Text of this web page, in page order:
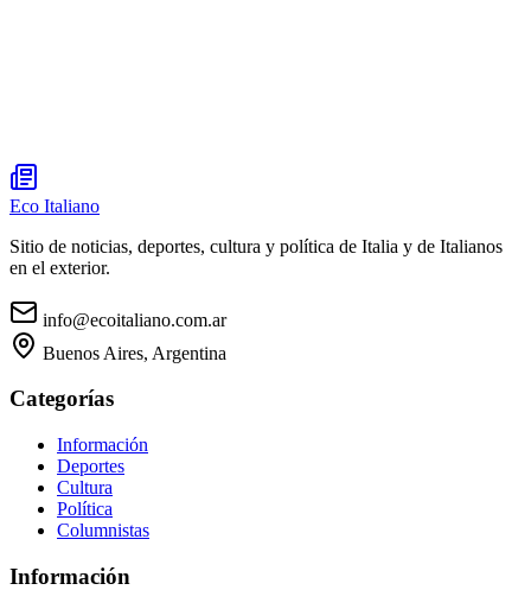
Eco Italiano
Sitio de noticias, deportes, cultura y política de Italia y de Italianos
en el exterior.
info@ecoitaliano.com.ar
Buenos Aires, Argentina
Categorías
Información
Deportes
Cultura
Política
Columnistas
Información